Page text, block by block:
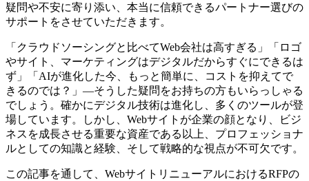
疑問や不安に寄り添い、本当に信頼できるパートナー選びの
サポートをさせていただきます。
「クラウドソーシングと比べてWeb会社は高すぎる」「ロゴ
やサイト、マーケティングはデジタルだからすぐにできるは
ず」「AIが進化した今、もっと簡単に、コストを抑えてで
きるのでは？」—そうした疑問をお持ちの方もいらっしゃる
でしょう。確かにデジタル技術は進化し、多くのツールが登
場しています。しかし、Webサイトが企業の顔となり、ビジ
ネスを成長させる重要な資産である以上、プロフェッショナ
ルとしての知識と経験、そして戦略的な視点が不可欠です。
この記事を通して、WebサイトリニューアルにおけるRFPの